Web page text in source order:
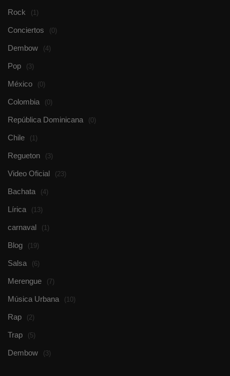
Rock (1)
Conciertos (0)
Dembow (4)
Pop (3)
México (0)
Colombia (0)
República Dominicana (0)
Chile (1)
Regueton (3)
Video Oficial (23)
Bachata (4)
Lírica (13)
carnaval (1)
Blog (19)
Salsa (6)
Merengue (7)
Música Urbana (10)
Rap (2)
Trap (5)
Dembow (3)